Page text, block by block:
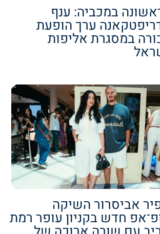
במכביה: ענף
ערך הופעת
במסגרת אליפות
אביסרור השיקה
חדש בקניון עופר רמת